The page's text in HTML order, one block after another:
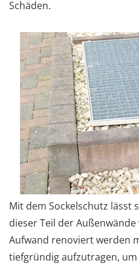
Schäden.
Mit dem Sockelschutz lässt
dieser Teil der
Aufwand renoviert werden
tiefgründig aufzutragen,